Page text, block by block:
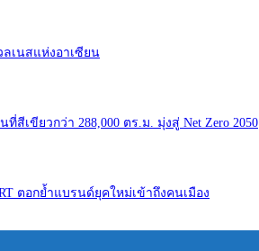
ลเนสแห่งอาเซียน
เขียวกว่า 288,000 ตร.ม. มุ่งสู่ Net Zero 2050
ตอกย้ำแบรนด์ยุคใหม่เข้าถึงคนเมือง